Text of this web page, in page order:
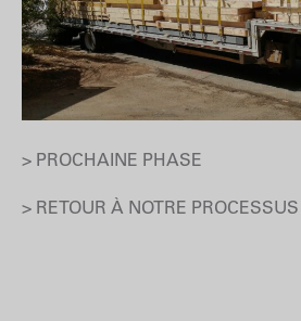
> PROCHAINE PHASE
> RETOUR À NOTRE